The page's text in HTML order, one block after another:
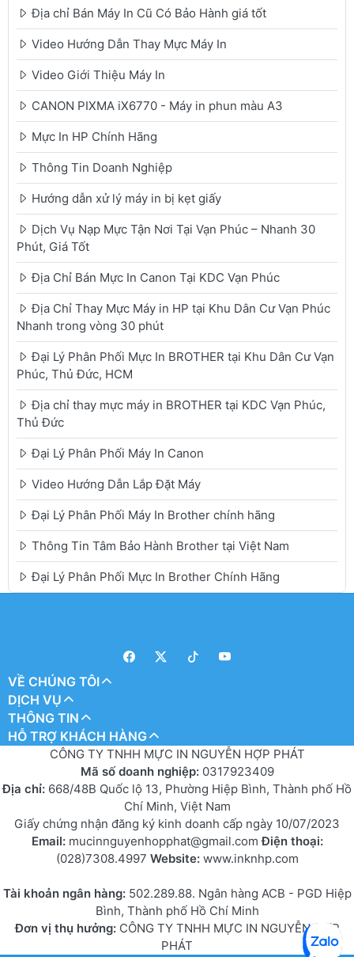
Địa chỉ Bán Máy In Cũ Có Bảo Hành giá tốt
Video Hướng Dẫn Thay Mực Máy In
Video Giới Thiệu Máy In
CANON PIXMA iX6770 - Máy in phun màu A3
Mực In HP Chính Hãng
Thông Tin Doanh Nghiệp
Hướng dẫn xử lý máy in bị kẹt giấy
Dịch Vụ Nạp Mực Tận Nơi Tại Vạn Phúc – Nhanh 30
Phút, Giá Tốt
Địa Chỉ Bán Mực In Canon Tại KDC Vạn Phúc
Địa Chỉ Thay Mực Máy in HP tại Khu Dân Cư Vạn Phúc
Nhanh trong vòng 30 phút
Đại Lý Phân Phối Mực In BROTHER tại Khu Dân Cư Vạn
Phúc, Thủ Đức, HCM
Địa chỉ thay mực máy in BROTHER tại KDC Vạn Phúc,
Thủ Đức
Đại Lý Phân Phối Máy In Canon
Video Hướng Dẫn Lắp Đặt Máy
Đại Lý Phân Phối Máy In Brother chính hãng
Thông Tin Tâm Bảo Hành Brother tại Việt Nam
Đại Lý Phân Phối Mực In Brother Chính Hãng
VỀ CHÚNG TÔI
DỊCH VỤ
THÔNG TIN
HỖ TRỢ KHÁCH HÀNG
CÔNG TY TNHH MỰC IN NGUYỄN HỢP PHÁT
Mã số doanh nghiệp: 0317923409
Địa chỉ: 668/48B Quốc lộ 13, Phường Hiệp Bình, Thành phố Hồ
Chí Minh, Việt Nam
Giấy chứng nhận đăng ký kinh doanh cấp ngày 10/07/2023
Email: mucinnguyenhopphat@gmail.comĐiện thoại:
(028)7308.4997 Website: www.inknhp.com
Tài khoản ngân hàng: 502.289.88. Ngân hàng ACB - PGD Hiệp
Bình, Thành phố Hồ Chí Minh
Đơn vị thụ hưởng:CÔNG TY TNHH MỰC IN NGUYỄN HỢP
PHÁT